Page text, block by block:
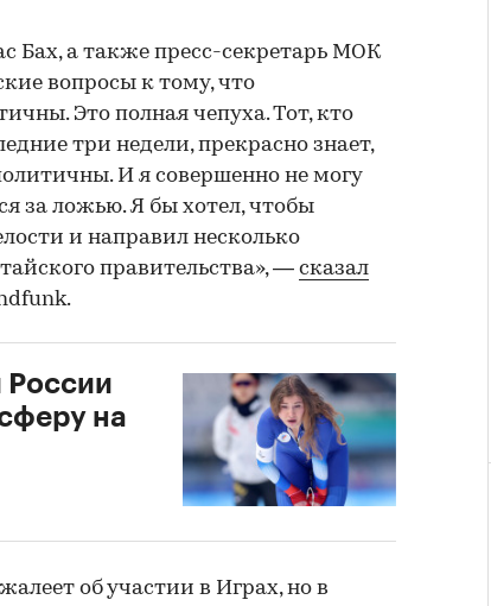
Бах, а также пресс-секретарь МОК
вопросы к тому, что
Это полная чепуха. Тот, кто
три недели, прекрасно знает,
И я совершенно не могу
за ложью. Я бы хотел, чтобы
и направил несколько
правительства», — сказал
России
на
об участии в Играх, но в